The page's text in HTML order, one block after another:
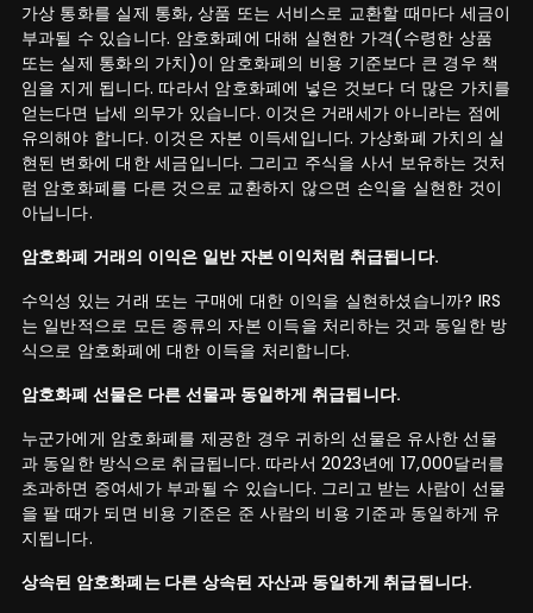
가상 통화를 실제 통화, 상품 또는 서비스로 교환할 때마다 세금이
부과될 수 있습니다. 암호화폐에 대해 실현한 가격(수령한 상품
또는 실제 통화의 가치)이 암호화폐의 비용 기준보다 큰 경우 책
임을 지게 됩니다. 따라서 암호화폐에 넣은 것보다 더 많은 가치를
얻는다면 납세 의무가 있습니다. 이것은 거래세가 아니라는 점에
유의해야 합니다. 이것은 자본 이득세입니다. 가상화폐 가치의 실
현된 변화에 대한 세금입니다. 그리고 주식을 사서 보유하는 것처
럼 암호화폐를 다른 것으로 교환하지 않으면 손익을 실현한 것이
아닙니다.
암호화폐 거래의 이익은 일반 자본 이익처럼 취급됩니다.
수익성 있는 거래 또는 구매에 대한 이익을 실현하셨습니까? IRS
는 일반적으로 모든 종류의 자본 이득을 처리하는 것과 동일한 방
식으로 암호화폐에 대한 이득을 처리합니다.
암호화폐 선물은 다른 선물과 동일하게 취급됩니다.
누군가에게 암호화폐를 제공한 경우 귀하의 선물은 유사한 선물
과 동일한 방식으로 취급됩니다. 따라서 2023년에 17,000달러를
초과하면 증여세가 부과될 수 있습니다. 그리고 받는 사람이 선물
을 팔 때가 되면 비용 기준은 준 사람의 비용 기준과 동일하게 유
지됩니다.
상속된 암호화폐는 다른 상속된 자산과 동일하게 취급됩니다.